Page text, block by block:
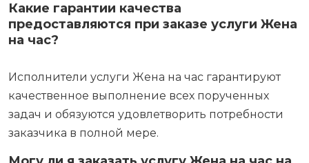
Какие гарантии качества
предоставляются при заказе услуги Жена
на час?
Исполнители услуги Жена на час гарантируют
качественное выполнение всех порученных
задач и обязуются удовлетворить потребности
заказчика в полной мере.